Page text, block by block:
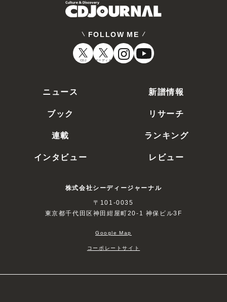
FOLLOW ME
CDJ オーディオ
ニュース
新譜情報
ブック
リサーチ
連載
ランキング
インタビュー
レビュー
株式会社シーディージャーナル
〒101-0035
東京都千代田区神田紺屋町20-1 神保ビル3F
Google Map
コーポレートサイト